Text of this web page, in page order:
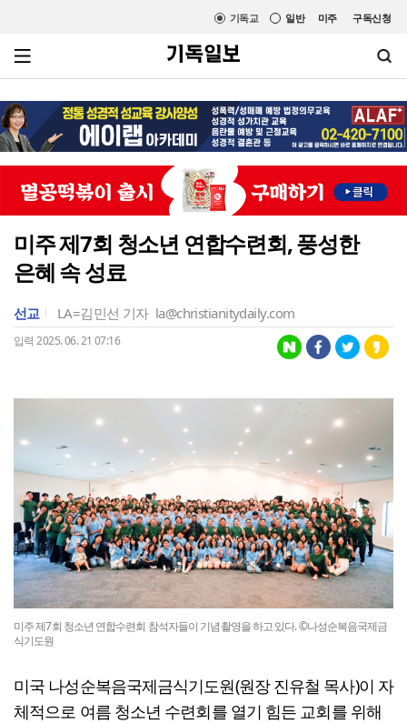
미주 구독신청
일반
기독교
미주 제7회 청소년 연합수련회, 풍성한
은혜 속 성료
선교 LA=김민선 기자 la@christianitydaily.com
입력 2025. 06. 21 07:16
미주 제7회 청소년 연합수련회 참석자들이 기념촬영을 하고 있다. ©나성순복음국제금
식기도원
미국 나성순복음국제금식기도원(원장 진유철 목사)이 자
체적으로 여름 청소년 수련회를 열기 힘든 교회를 위해